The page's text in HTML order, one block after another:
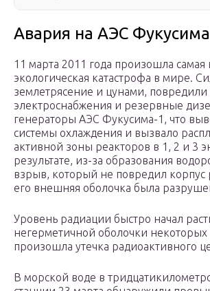
Авария на АЭС
11 марта 2011 года произошла самая
экологическая катастрофа в мире.
землетрясение и цунами, повредили
электроснабжения и резервные
генераторы АЭС Фукусима-1, что
системы охлаждения и вызвало
активной зоны реакторов в 1, 2 и 3
результате, из-за образования
взрыв, который не повредил корпус
его внешняя оболочка была
Уровень радиации быстро начал
негерметичной оболочки
произошла утечка радиоактивного
В морской воде в